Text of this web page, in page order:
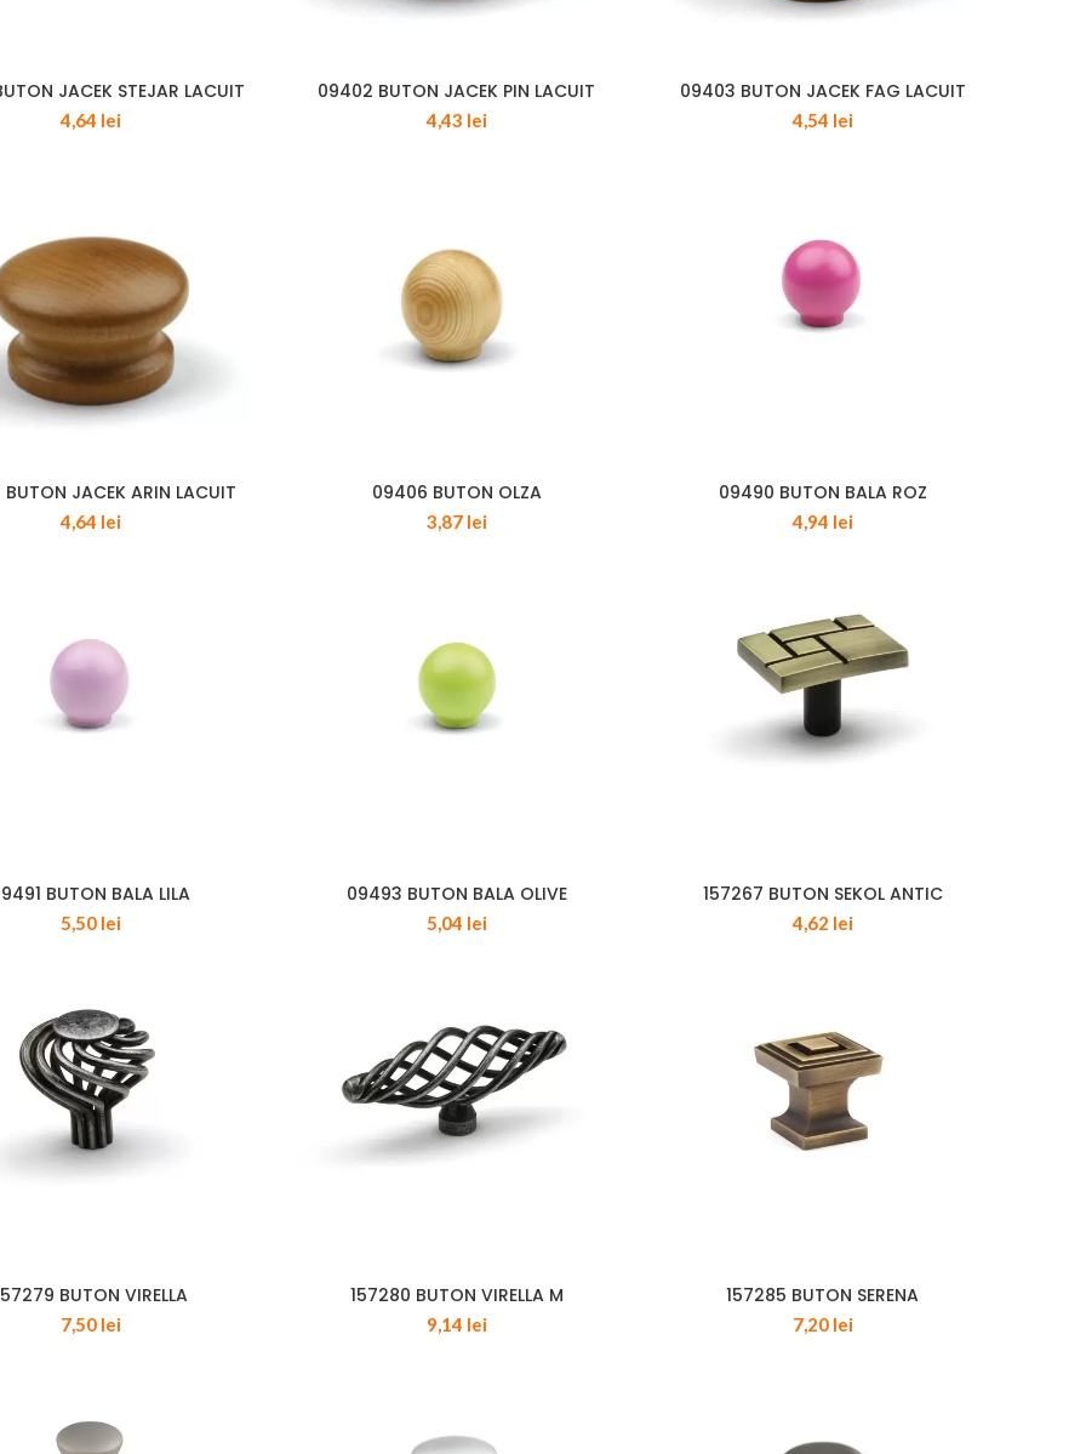
JACEK STEJAR LACUIT
4,64 lei
09402 BUTON JACEK PIN LACUIT
4,43 lei
09403 BUTON JACEK FAG LACUIT
4,54 lei
JACEK ARIN LACUIT
4,64 lei
09406 BUTON OLZA
3,87 lei
09490 BUTON BALA ROZ
4,94 lei
BUTON BALA LILA
5,50 lei
09493 BUTON BALA OLIVE
5,04 lei
157267 BUTON SEKOL ANTIC
4,62 lei
BUTON VIRELLA
7,50 lei
157280 BUTON VIRELLA M
9,14 lei
157285 BUTON SERENA
7,20 lei